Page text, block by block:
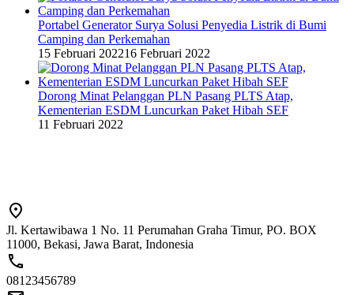
Portabel Generator Surya Solusi Penyedia Listrik di Bumi
Camping dan Perkemahan
15 Februari 202216 Februari 2022
Dorong Minat Pelanggan PLN Pasang PLTS Atap,
Kementerian ESDM Luncurkan Paket Hibah SEF
11 Februari 2022
Jl. Kertawibawa 1 No. 11 Perumahan Graha Timur, PO. BOX
11000, Bekasi, Jawa Barat, Indonesia
08123456789